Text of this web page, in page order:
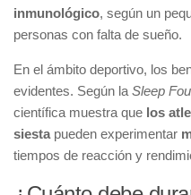
inmunológico, según un
personas con falta de sueño.
En el ámbito deportivo, los
evidentes. Según la Sleep
científica muestra que los
siesta pueden experimentar
tiempos de reacción y